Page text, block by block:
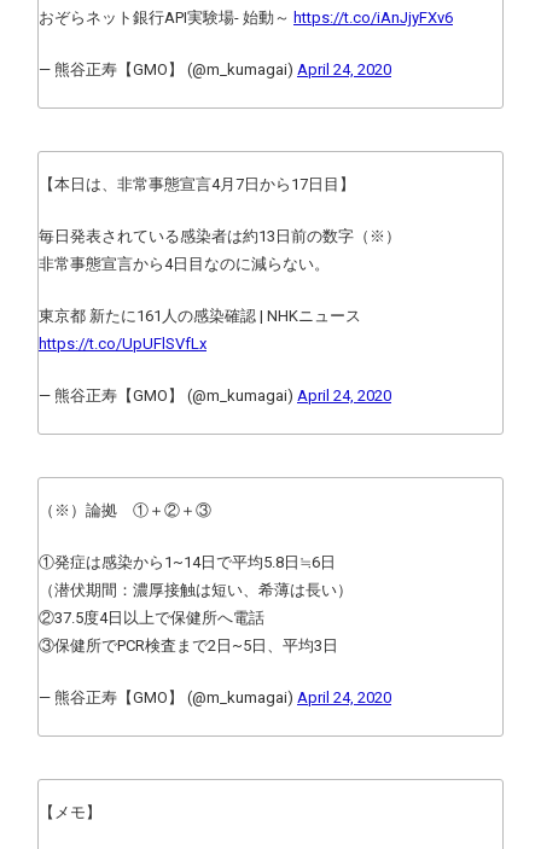
おぞらネット銀行API実験場- 始動～ https://t.co/iAnJjyFXv6
— 熊谷正寿【GMO】 (@m_kumagai) April 24, 2020
【本日は、非常事態宣言4月7日から17日目】
毎日発表されている感染者は約13日前の数字（※）
非常事態宣言から4日目なのに減らない。
東京都 新たに161人の感染確認 | NHKニュース
https://t.co/UpUFlSVfLx
— 熊谷正寿【GMO】 (@m_kumagai) April 24, 2020
（※）論拠 ①＋②＋③
①発症は感染から1~14日で平均5.8日≒6日
（潜伏期間：濃厚接触は短い、希薄は長い）
②37.5度4日以上で保健所へ電話
③保健所でPCR検査まで2日~5日、平均3日
— 熊谷正寿【GMO】 (@m_kumagai) April 24, 2020
【メモ】